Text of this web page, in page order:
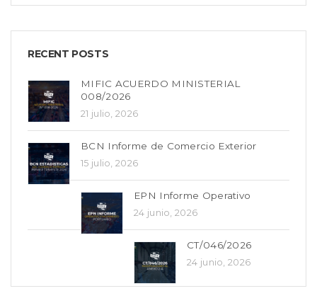
RECENT POSTS
MIFIC ACUERDO MINISTERIAL
008/2026
21 julio, 2026
BCN Informe de Comercio Exterior
15 julio, 2026
EPN Informe Operativo
24 junio, 2026
CT/046/2026
24 junio, 2026